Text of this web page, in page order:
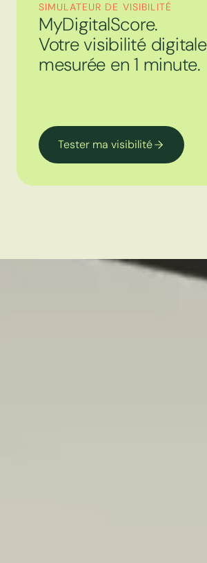
SIMULATEUR DE VISIBILITÉ
MyDigitalScore.
Votre visibilité digitale
mesurée en 1 minute.
Tester ma visibilité